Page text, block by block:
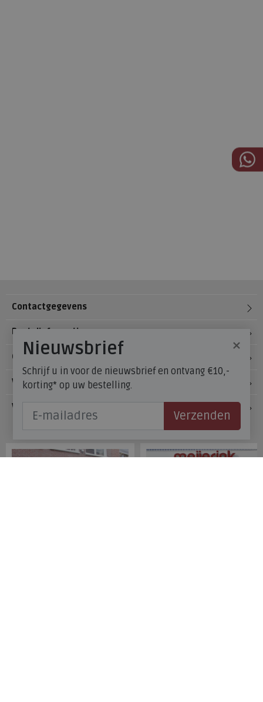
Contactgegevens
Bestelinformatie
Over Meijerink Schoenen
Voetzorg
Veelgestelde vragen
×
Nieuwsbrief
Schrijf u in voor de nieuwsbrief en ontvang €10,-
korting* op uw bestelling.
Verzenden